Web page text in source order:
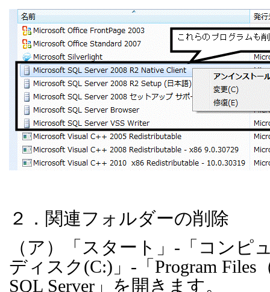
２．関連フォルダーの削除
（ア）「スタート」 - 「コンピ
ディスク (C:) 」 - 「 Program Files
SQL Server 」を開きます。